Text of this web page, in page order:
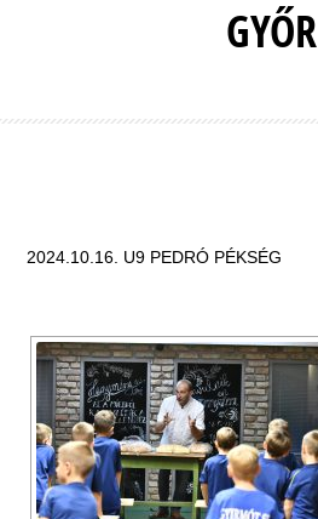
GYŐR
2024.10.16. U9 PEDRÓ PÉKSÉG